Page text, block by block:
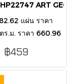
GLOSSY
ART
แผ่น ราคา
ร.ม. ราคา 660.96
ขุ 8 แผ่น/กล่อง/1.44
ตร กระเบื้องตกแต่ง
ยนอก-ในอาคาร
฿459